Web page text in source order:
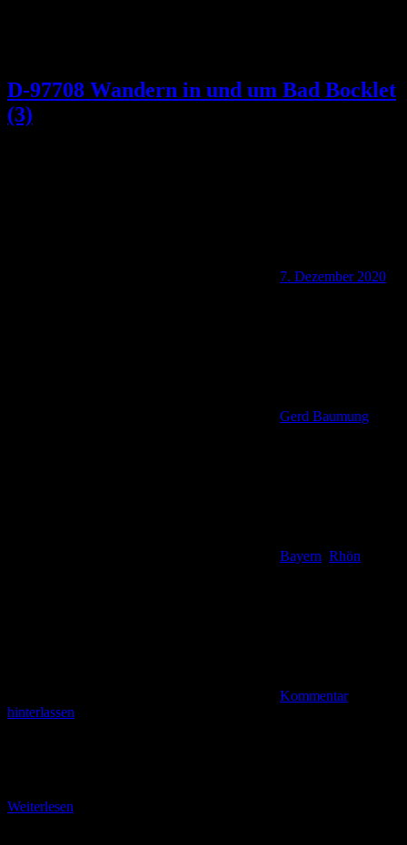
D-97708 Wandern in und um Bad Bocklet
(3)
7. Dezember 2020
Gerd Baumung
Bayern Rhön
Kommentar
hinterlassen
Weiterlesen